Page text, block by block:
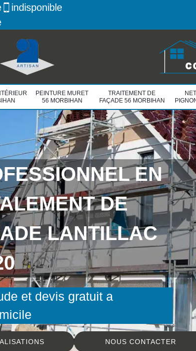
indisponible
PEINTURE MURET
56 MORBIHAN
TRAITEMENT DE
FAÇADE 56 MORBIHAN
EN
DE
LANTILLAC
et devis gratuit a
NOUS CONTACTER